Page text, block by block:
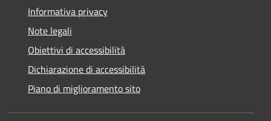
Informativa privacy
Note legali
Obiettivi di accessibilità
Dichiarazione di accessibilità
Piano di miglioramento sito